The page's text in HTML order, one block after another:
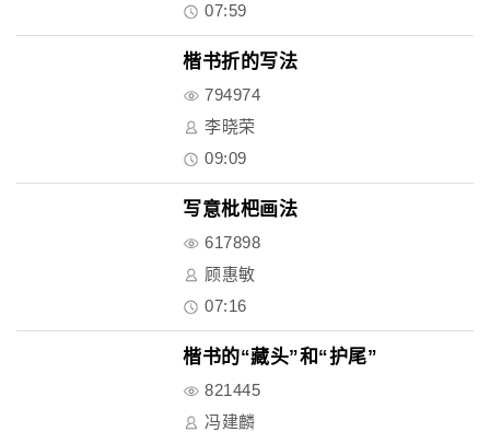
07:59
楷书折的写法
794974
李晓荣
09:09
写意枇杷画法
617898
顾惠敏
07:16
楷书的“藏头”和“护尾”
821445
冯建麟